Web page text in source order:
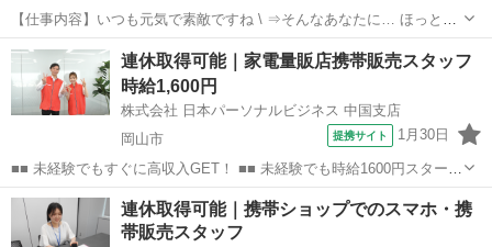
【仕事内容】いつも元気で素敵ですね \ ⇒そんなあなたに… ほっとも
っと”クルーがピッタリ! 初心者OK 先輩クルーが丁寧に教えます さら
に動画マニュアルがわかりやすい! 勤務日にはほっともっとの美味しい
お弁当が半額で お誕生日プ...
アルバイト・パート
連休取得可能｜家電量販店携帯販売スタッフ
時給1,600円
株式会社 日本パーソナルビジネス 中国支店
岡山市
提携サイト 1月30日
■■ 未経験でもすぐに高収入GET！ ■■ 未経験でも時給1600円スタート
なので、すぐに高収入!! 社員登用制度もあるので、ゆくゆくは社員に
なんてキャリアアップも目指せます!! ■■ 来社不要！カンタン電話登
録!! ■■...
岡山 岡山市 店長
連休取得可能｜携帯ショップでのスマホ・携
帯販売スタッフ